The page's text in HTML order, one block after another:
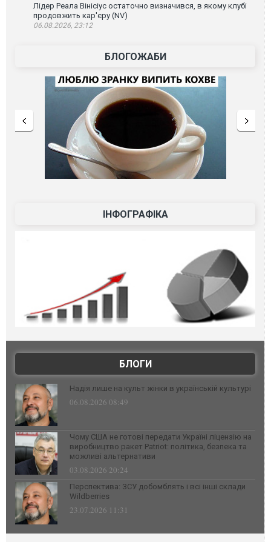
Лідер Реала Вінісіус остаточно визначився, в якому клубі
продовжить кар'єру (NV)
06.08.2026, 23:12
БЛОГОЖАБИ
ІНФОГРАФІКА
БЛОГИ
Надія лише на культ жінки в українській культурі
06.08.2026 08:49
Чому США не готові передати Україні ліцензію на
виробництво ракет Patriot: політика, безпека та
можливі альтернативи
03.08.2026 20:24
Перспектива: ЗСУ добомблять і всі інші склади
Wildberries
23.07.2026 11:31